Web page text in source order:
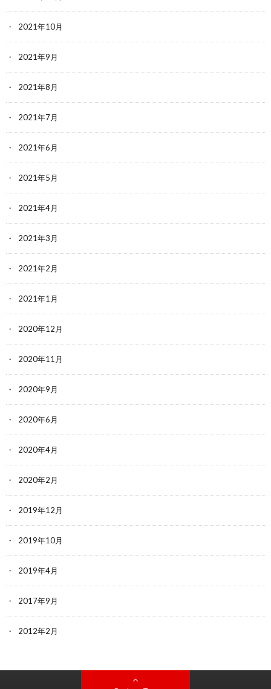
2021年10月
2021年9月
2021年8月
2021年7月
2021年6月
2021年5月
2021年4月
2021年3月
2021年2月
2021年1月
2020年12月
2020年11月
2020年9月
2020年6月
2020年4月
2020年2月
2019年12月
2019年10月
2019年4月
2017年9月
2012年2月